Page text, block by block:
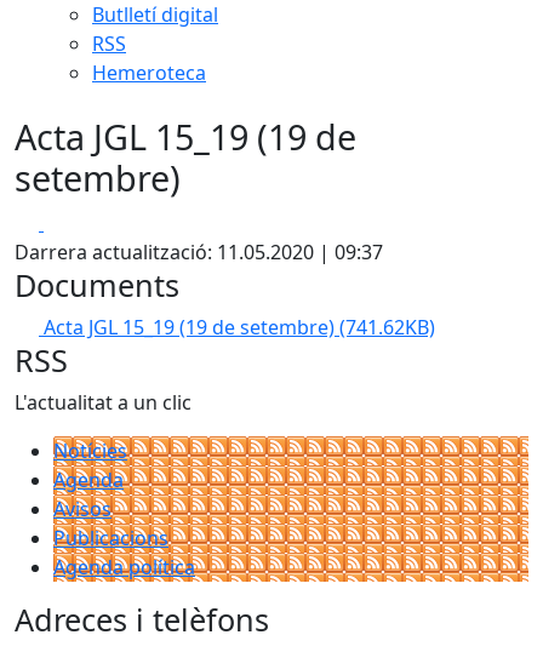
Butlletí digital
RSS
Hemeroteca
Acta JGL 15_19 (19 de
setembre)
Darrera actualització: 11.05.2020 | 09:37
Documents
Acta JGL 15_19 (19 de setembre)(741.62KB)
RSS
L'actualitat a un clic
Notícies
Agenda
Avisos
Publicacions
Agenda política
Adreces i telèfons